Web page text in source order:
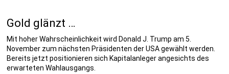
Gold glänzt …
Mit hoher Wahrscheinlichkeit wird Donald J. Trump am 5.
November zum nächsten Präsidenten der USA gewählt werden.
Bereits jetzt positionieren sich Kapitalanleger angesichts des
erwarteten Wahlausgangs.